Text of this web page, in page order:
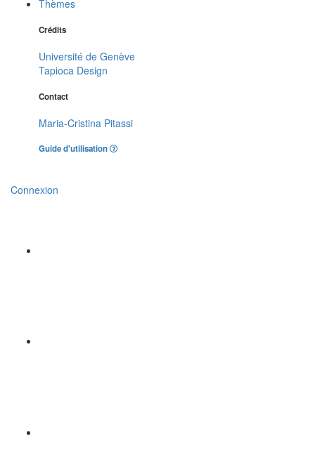
Thèmes
Crédits
Université de Genève
Tapioca Design
Contact
Maria-Cristina Pitassi
Guide d'utilisation
Connexion